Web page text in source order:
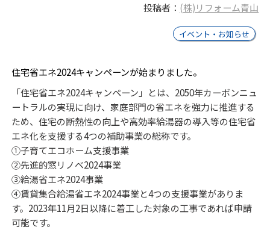
投稿者： (株)リフォーム青山
イベント・お知らせ
住宅省エネ2024キャンペーンが始まりました。
「住宅省エネ2024キャンペーン」とは、2050年カーボンニュ
ートラルの実現に向け、家庭部門の省エネを強力に推進する
ため、住宅の断熱性の向上や高効率給湯器の導入等の住宅省
エネ化を支援する4つの補助事業の総称です。
①子育てエコホーム支援事業
②先進的窓リノベ2024事業
③給湯省エネ2024事業
④賃貸集合給湯省エネ2024事業と4つの支援事業がありま
す。2023年11月2日以降に着工した対象の工事であれば申請
可能です。